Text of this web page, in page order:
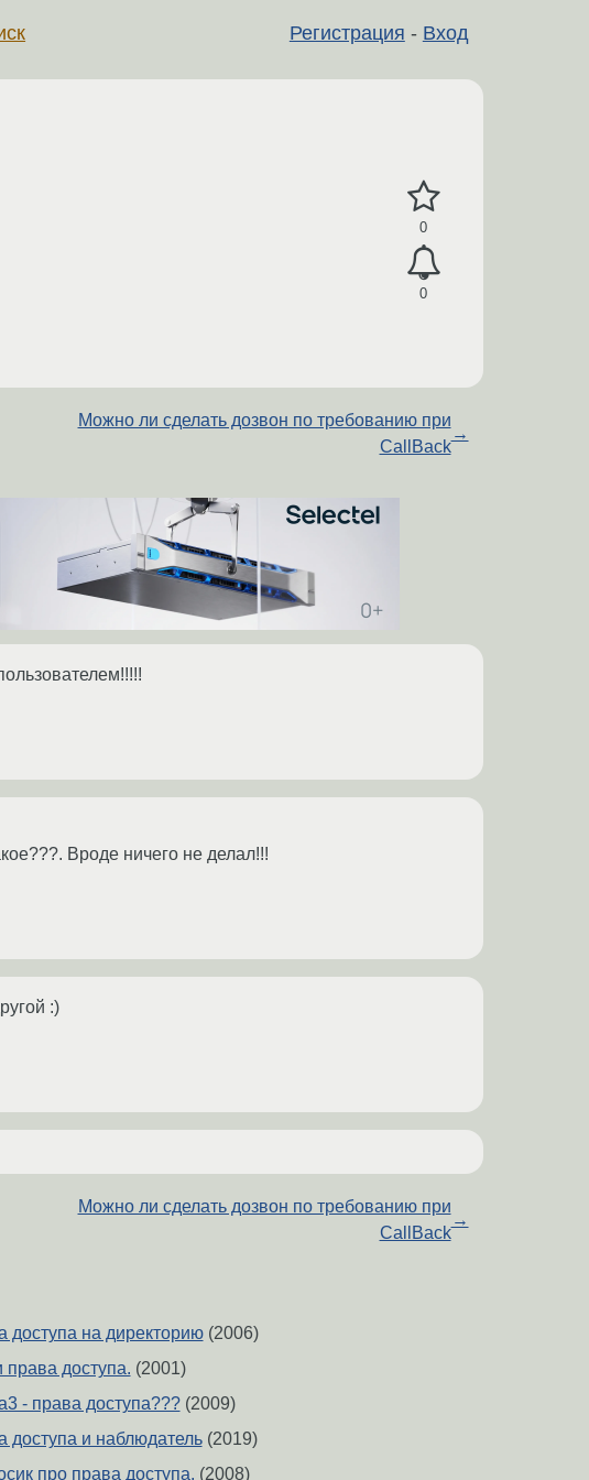
Регистрация - Вход
0
0
Можно ли сделать дозвон по требованию при
CallBack
→
Вроде ничего не делал!!!
:)
Можно ли сделать дозвон по требованию при
CallBack
→
доступа на директорию(2006)
права доступа. (2001)
- права доступа???(2009)
доступа и наблюдатель(2019)
про права доступа. (2008)